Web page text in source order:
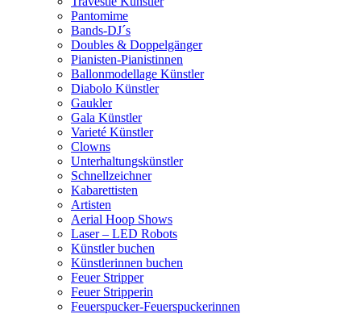
Pantomime
Bands-DJ´s
Doubles & Doppelgänger
Pianisten-Pianistinnen
Ballonmodellage Künstler
Diabolo Künstler
Gaukler
Gala Künstler
Varieté Künstler
Clowns
Unterhaltungskünstler
Schnellzeichner
Kabarettisten
Artisten
Aerial Hoop Shows
Laser – LED Robots
Künstler buchen
Künstlerinnen buchen
Feuer Stripper
Feuer Stripperin
Feuerspucker-Feuerspuckerinnen